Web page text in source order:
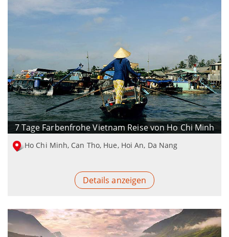
7 Tage Farbenfrohe Vietnam Reise von Ho Chi Minh
Ho Chi Minh, Can Tho, Hue, Hoi An, Da Nang
Details anzeigen